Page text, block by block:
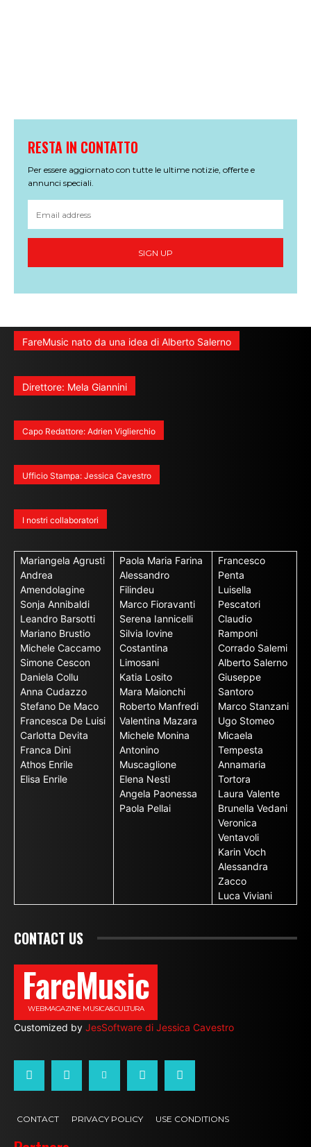
RESTA IN CONTATTO
Per essere aggiornato con tutte le ultime notizie, offerte e
annunci speciali.
SIGN UP
FareMusic nato da una idea di Alberto Salerno
Direttore: Mela Giannini
Capo Redattore: Adrien Viglierchio
Ufficio Stampa: Jessica Cavestro
I nostri collaboratori
Mariangela Agrusti
Andrea
Amendolagine
Sonja Annibaldi
Leandro Barsotti
Mariano Brustio
Michele Caccamo
Simone Cescon
Daniela Collu
Anna Cudazzo
Stefano De Maco
Francesca De Luisi
Carlotta Devita
Franca Dini
Athos Enrile
Elisa Enrile
Paola Maria Farina
Alessandro
Filindeu
Marco Fioravanti
Serena Iannicelli
Silvia Iovine
Costantina
Limosani
Katia Losito
Mara Maionchi
Roberto Manfredi
Valentina Mazara
Michele Monina
Antonino
Muscaglione
Elena Nesti
Angela Paonessa
Paola Pellai
Francesco
Penta
Luisella
Pescatori
Claudio
Ramponi
Corrado Salemi
Alberto Salerno
Giuseppe
Santoro
Marco Stanzani
Ugo Stomeo
Micaela
Tempesta
Annamaria
Tortora
Laura Valente
Brunella Vedani
Veronica
Ventavoli
Karin Voch
Alessandra
Zacco
Luca Viviani
CONTACT US
FareMusic
WEBMAGAZINE MUSICA&CULTURA
Customized by JesSoftware di Jessica Cavestro
CONTACT PRIVACY POLICY USE CONDITIONS